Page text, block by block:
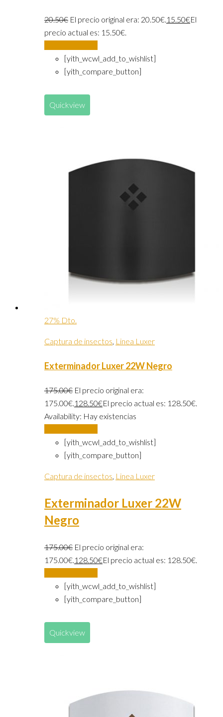
20.50€ El precio original era: 20.50€. 15.50€El
precio actual es: 15.50€.
[yith_wcwl_add_to_wishlist]
[yith_compare_button]
Quickview
27% Dto.
Captura de insectos Linea Luxer
Exterminador Luxer 22W Negro
175.00€ El precio original era:
175.00€.128.50€El precio actual es: 128.50€.
Availability: Hay existencias
[yith_wcwl_add_to_wishlist]
[yith_compare_button]
Captura de insectos, Linea Luxer
Exterminador Luxer 22W
Negro
175.00€ El precio original era:
175.00€.128.50€El precio actual es: 128.50€.
[yith_wcwl_add_to_wishlist]
[yith_compare_button]
Quickview